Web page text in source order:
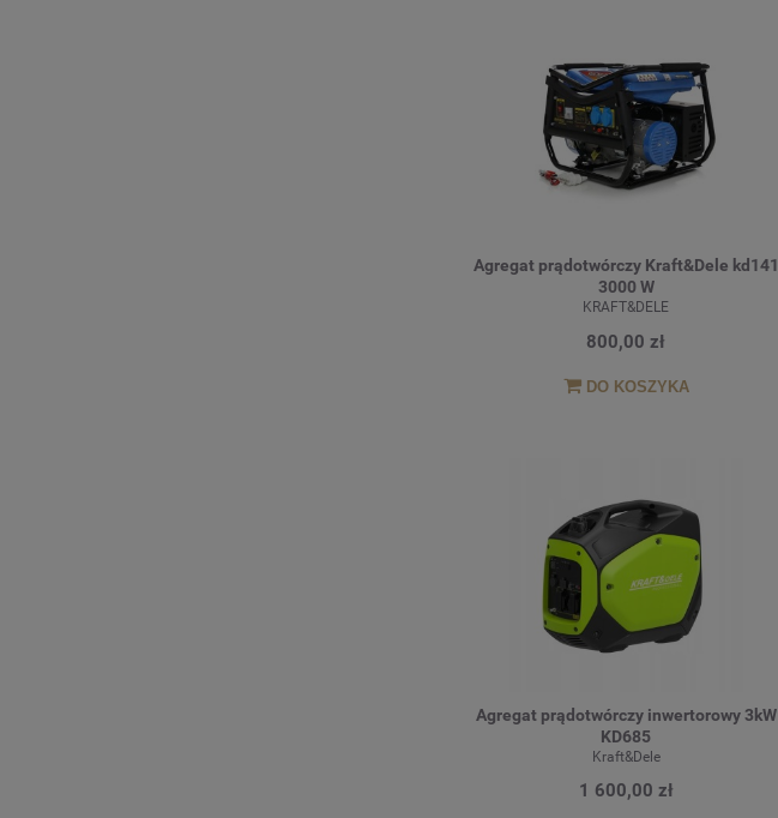
Agregat prądotwórczy Kraft&Dele kd141
3000 W
KRAFT&DELE
800,00 zł
DO KOSZYKA
Agregat prądotwórczy inwertorowy 3kW
KD685
Kraft&Dele
1 600,00 zł